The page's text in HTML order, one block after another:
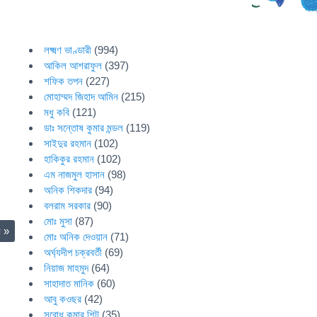
»
লক্ষ্মণ ভাণ্ডারী (994)
আকিল আশরাফুল (397)
শফিক তপন (227)
মোহাম্মদ জিহাদ আমিন (215)
মধু কবি (121)
ডাঃ সন্তোষ কুমার মন্ডল (119)
সাইদুর রহমান (102)
হাকিকুর রহমান (102)
এম নাজমুল হাসান (98)
অনিক শিকদার (94)
বলরাম সরকার (90)
মোঃ মুসা (87)
মোঃ অনিক দেওয়ান (71)
অর্ঘ্যদীপ চক্রবর্তী (69)
নিয়াজ মাহমুদ(64)
সাহাদাত মানিক (60)
আবু কওছর (42)
সুবোধ কুমার শিট (35)